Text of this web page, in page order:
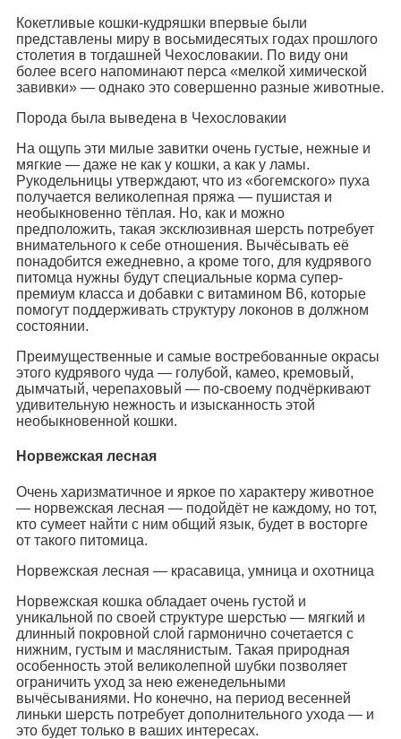
Кокетливые кошки-кудряшки впервые были
представлены миру в восьмидесятых годах прошлого
столетия в тогдашней Чехословакии. По виду они
более всего напоминают перса «мелкой химической
завивки» — однако это совершенно разные животные.
Порода была выведена в Чехословакии
На ощупь эти милые завитки очень густые, нежные и
мягкие — даже не как у кошки, а как у ламы.
Рукодельницы утверждают, что из «богемского» пуха
получается великолепная пряжа — пушистая и
необыкновенно тёплая. Но, как и можно
предположить, такая эксклюзивная шерсть потребует
внимательного к себе отношения. Вычёсывать её
понадобится ежедневно, а кроме того, для кудрявого
питомца нужны будут специальные корма супер-
премиум класса и добавки с витамином В6, которые
помогут поддерживать структуру локонов в должном
состоянии.
Преимущественные и самые востребованные окрасы
этого кудрявого чуда — голубой, камео, кремовый,
дымчатый, черепаховый — по-своему подчёркивают
удивительную нежность и изысканность этой
необыкновенной кошки.
Норвежская лесная
Очень харизматичное и яркое по характеру животное
— норвежская лесная — подойдёт не каждому, но тот,
кто сумеет найти с ним общий язык, будет в восторге
от такого питомица.
Норвежская лесная — красавица, умница и охотница
Норвежская кошка обладает очень густой и
уникальной по своей структуре шерстью — мягкий и
длинный покровной слой гармонично сочетается с
нижним, густым и маслянистым. Такая природная
особенность этой великолепной шубки позволяет
ограничить уход за нею еженедельными
вычёсываниями. Но конечно, на период весенней
линьки шерсть потребует дополнительного ухода — и
это будет только в ваших интересах.